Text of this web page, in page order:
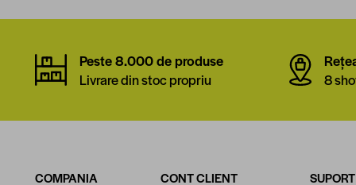
Peste 8.000 de produse
Livrare din stoc propriu
8
COMPANIA CONT CLIENT